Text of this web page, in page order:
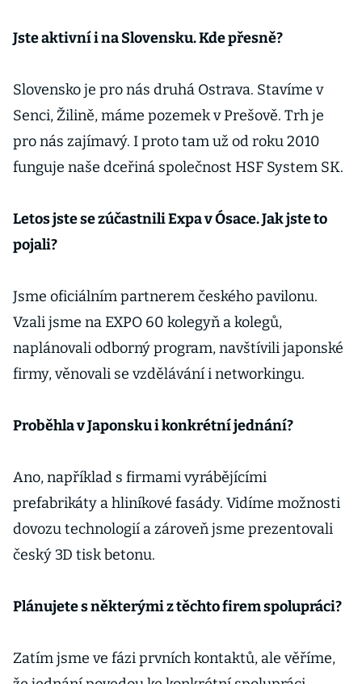
Jste aktivní i na Slovensku. Kde přesně?
Slovensko je pro nás druhá Ostrava. Stavíme v
Senci, Žilině, máme pozemek v Prešově. Trh je
pro nás zajímavý. I proto tam už od roku 2010
funguje naše dceřiná společnost HSF System SK.
Letos jste se zúčastnili Expa v Ósace. Jak jste to
pojali?
Jsme oficiálním partnerem českého pavilonu.
Vzali jsme na EXPO 60 kolegyň a kolegů,
naplánovali odborný program, navštívili japonské
firmy, věnovali se vzdělávání i networkingu.
Proběhla v Japonsku i konkrétní jednání?
Ano, například s firmami vyrábějícími
prefabrikáty a hliníkové fasády. Vidíme možnosti
dovozu technologií a zároveň jsme prezentovali
český 3D tisk betonu.
Plánujete s některými z těchto firem spolupráci?
Zatím jsme ve fázi prvních kontaktů, ale věříme,